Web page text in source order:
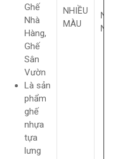
Ghế
Nhà
Hàng,
Ghế
Sân
Vườn
Là sản
phẩm
ghế
nhựa
tựa
lưng
NHIỀU
MÀU